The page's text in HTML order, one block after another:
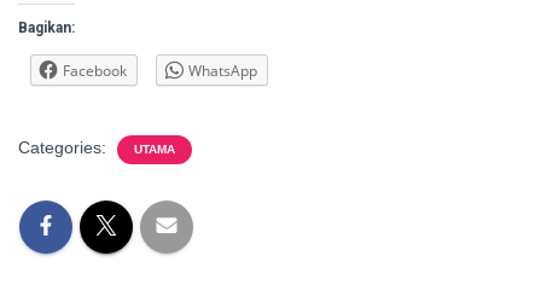
Bagikan:
Facebook WhatsApp
Categories: UTAMA